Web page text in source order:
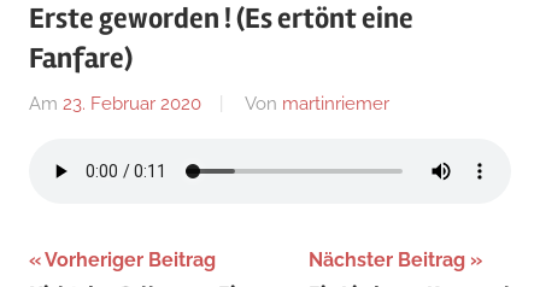
Erste geworden ! (Es ertönt eine
Fanfare)
Am 23. Februar 2020 Von martinriemer
Beitragsnavigation
Vorheriger Beitrag Nächster Beitrag